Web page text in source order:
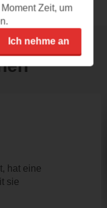
hat eine
sie
Zeit, um
Ich nehme an